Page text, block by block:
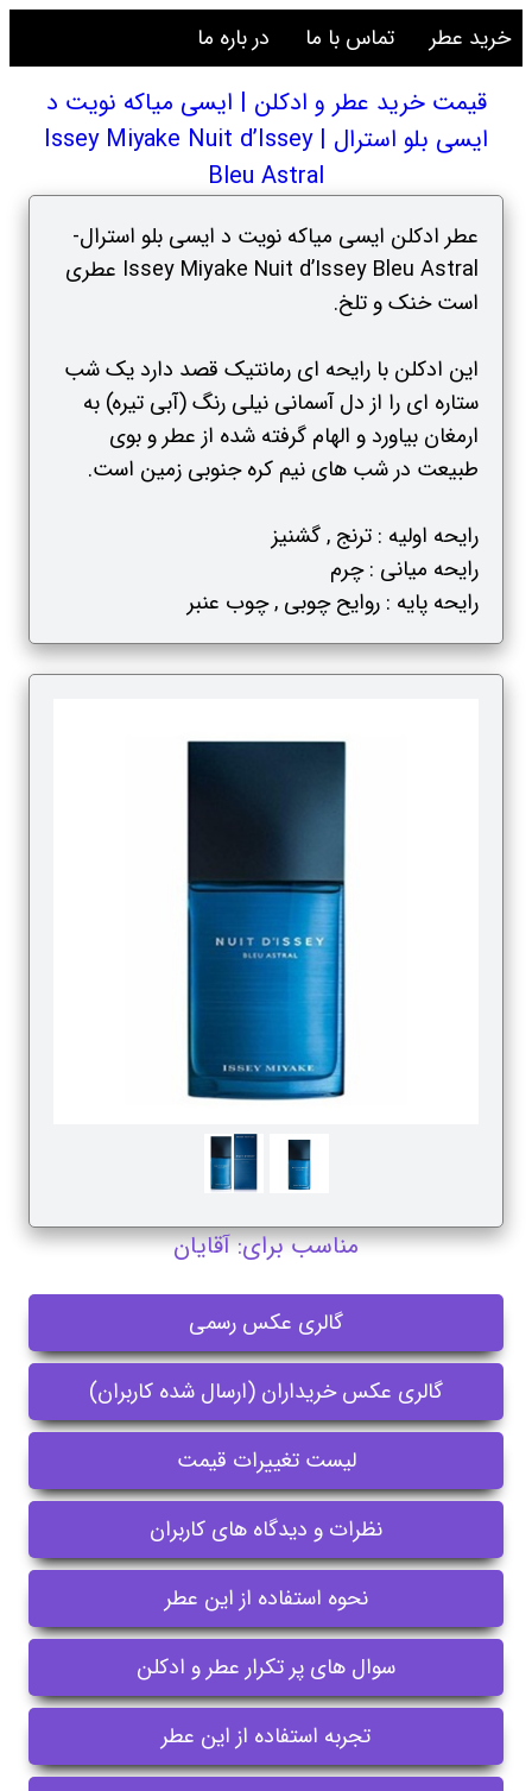
خرید عطر تماس با ما در باره ما
قیمت خرید عطر و ادکلن | ایسی میاکه نویت د
ایسی بلو استرال | Issey Miyake Nuit d’Issey
Bleu Astral
عطر ادکلن ایسی میاکه نویت د ایسی بلو استرال-
Issey Miyake Nuit d’Issey Bleu Astral عطری
است خنک و تلخ.
این ادکلن با رایحه ای رمانتیک قصد دارد یک شب
ستاره ای را از دل آسمانی نیلی رنگ (آبی تیره) به
ارمغان بیاورد و الهام گرفته شده از عطر و بوی
طبیعت در شب های نیم کره جنوبی زمین است.
رایحه اولیه : ترنج , گشنیز
رایحه میانی : چرم
رایحه پایه : روایح چوبی , چوب عنبر
مناسب برای: آقایان
گالری عکس رسمی
گالری عکس خریداران (ارسال شده کاربران)
لیست تغییرات قیمت
نظرات و دیدگاه های کاربران
نحوه استفاده از این عطر
سوال های پر تکرار عطر و ادکلن
تجربه استفاده از این عطر